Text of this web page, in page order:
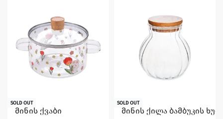
SOLD OUT
მინის ქვაბი
SOLD OUT
მინის ქილა ბამბუკის